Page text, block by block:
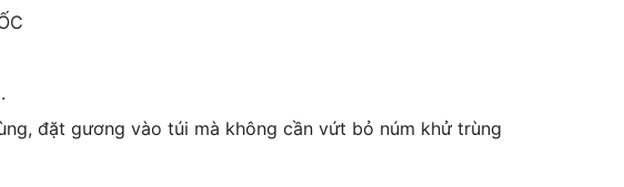
đặt gương vào túi mà không cần vứt bỏ núm khử trùng